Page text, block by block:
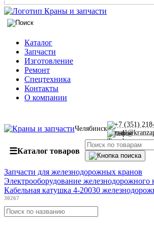
Каталог
Запчасти
Изготовление
Ремонт
Спецтехника
Контакты
О компании
Челябинск
+7 (351)
☰Каталог товаров
Запчасти для железнодорожных кранов
Электрооборудование
Кабельная катушка 4-20030
30267